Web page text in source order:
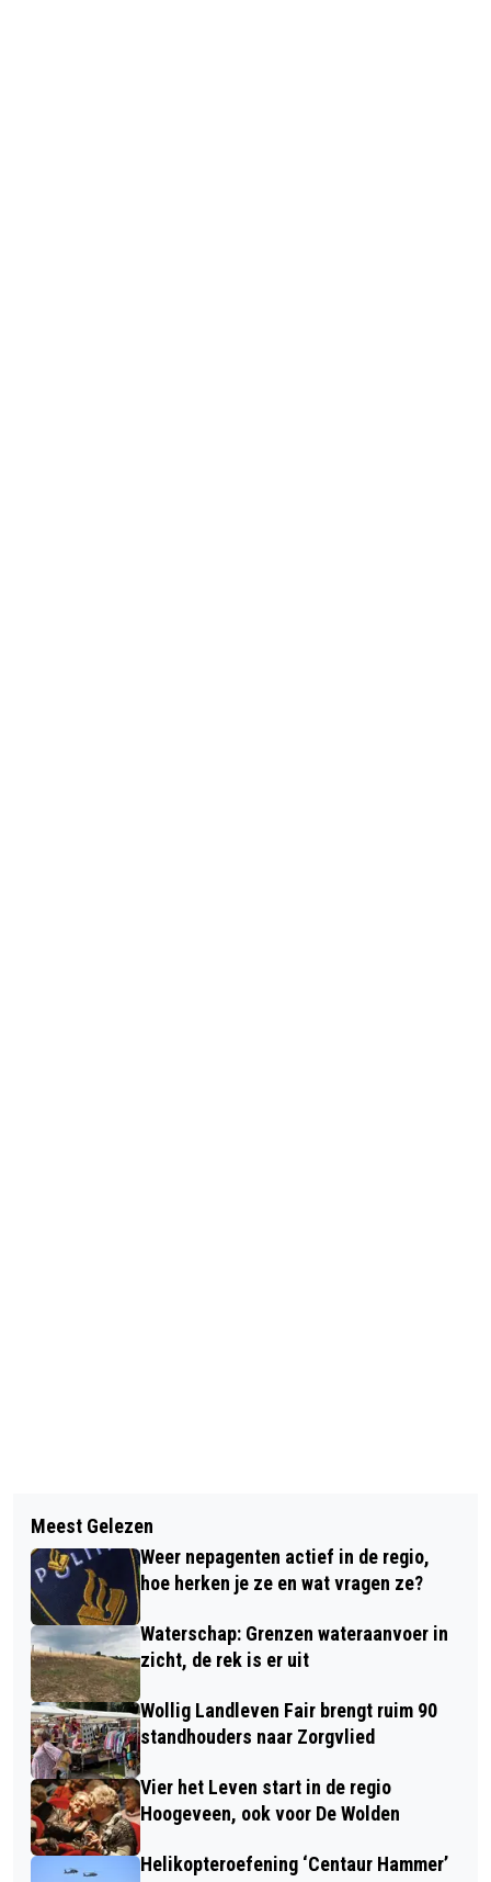
DE WOLDEN HOUDT 1,5 MILJOEN EURO
OVER IN 2025
DRENTHE RESERVEERT 50 MILJOEN
EURO VOOR NEDERSAKSENLIJN
Meest Gelezen
Weer nepagenten actief in de regio,
hoe herken je ze en wat vragen ze?
Waterschap: Grenzen wateraanvoer in
zicht, de rek is er uit
Wollig Landleven Fair brengt ruim 90
standhouders naar Zorgvlied
Vier het Leven start in de regio
Hoogeveen, ook voor De Wolden
Helikopteroefening ‘Centaur Hammer’